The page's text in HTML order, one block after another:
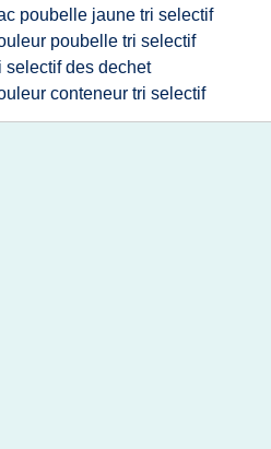
poubelle jaune tri selectif
poubelle tri selectif
selectif des dechet
conteneur tri selectif